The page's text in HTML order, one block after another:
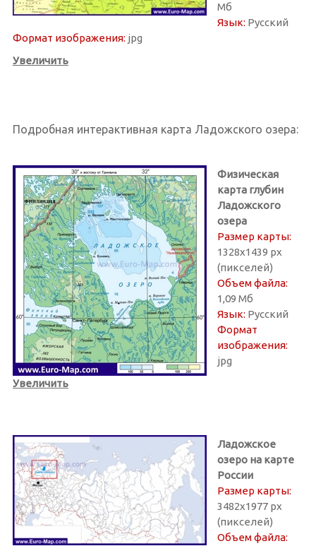
Мб
Язык: Русский
Формат изображения: jpg
Увеличить
Подробная интерактивная карта Ладожского озера:
Физическая
карта глубин
Ладожского
озера
Размер карты:
1328х1439 px
(пикселей)
Объем файла:
1,09 Мб
Язык: Русский
Формат
изображения:
jpg
Увеличить
Ладожское
озеро на карте
России
Размер карты:
3482х1977 px
(пикселей)
Объем файла: